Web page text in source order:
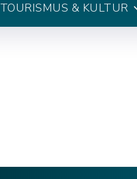
TOURISMUS & KULTUR